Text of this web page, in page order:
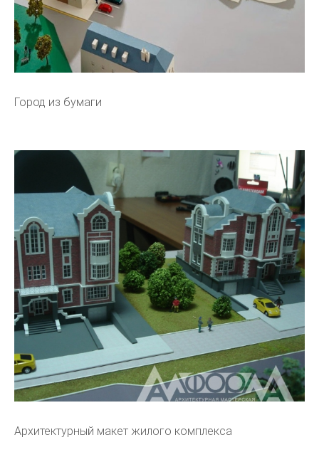
Город из бумаги
Архитектурный макет жилого комплекса